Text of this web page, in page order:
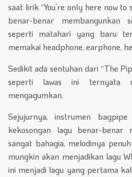
saat lirik “You’re only here now to
benar-benar membangunkan
seperti matahari yang baru
memakai headphone, earphone,
Sedikit ada sentuhan dari “The
seperti lawas ini ternyata
mengagumkan.
Sejujurnya, instrumen
kekosongan lagu benar-benar
sangat bahagia, melodinya
mungkin akan menjadikan lagu
ini menjadi lagu yang pertama